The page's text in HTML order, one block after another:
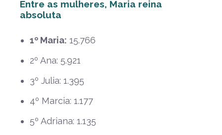
Entre as mulheres, Maria reina
absoluta
1º Maria: 15.766
2º Ana: 5.921
3º Julia: 1.395
4º Marcia: 1.177
5º Adriana: 1.135